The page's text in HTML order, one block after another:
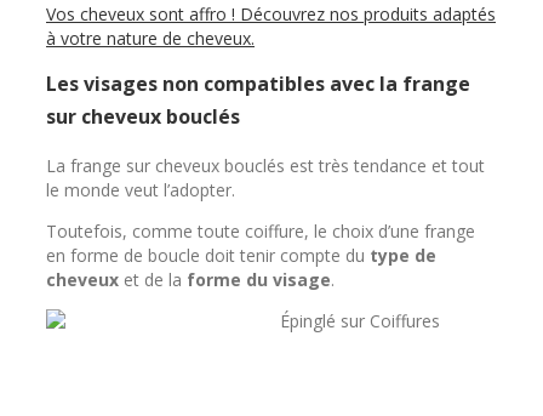
Vos cheveux sont affro ! Découvrez nos produits adaptés
à votre nature de cheveux.
Les visages non compatibles avec la frange
sur cheveux bouclés
La frange sur cheveux bouclés est très tendance et tout
le monde veut l’adopter.
Toutefois, comme toute coiffure, le choix d’une frange
en forme de boucle doit tenir compte du type de
cheveux et de la forme du visage.